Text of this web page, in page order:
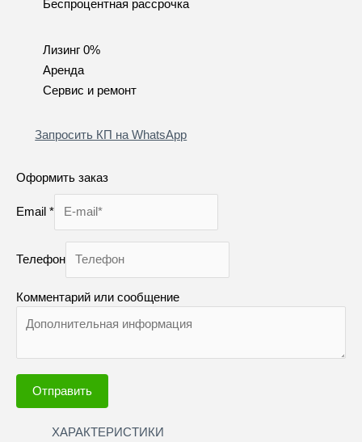
Беспроцентная рассрочка
Лизинг 0%
Аренда
Сервис и ремонт
Запросить КП на WhatsApp
Оформить заказ
Email *
Телефон
Комментарий или сообщение
Отправить
ХАРАКТЕРИСТИКИ